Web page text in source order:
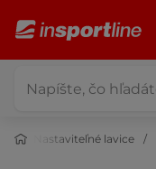
Nastaviteľné lavice